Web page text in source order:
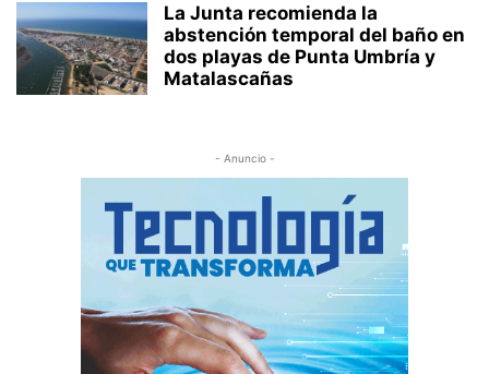
La Junta recomienda la
abstención temporal del baño en
dos playas de Punta Umbría y
Matalascañas
- Anuncio -